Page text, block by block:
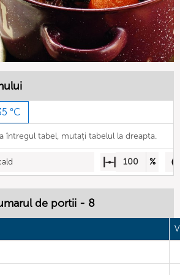
°C
întregul tabel, mutați tabelul la dreapta.
100 %
de portii - 8